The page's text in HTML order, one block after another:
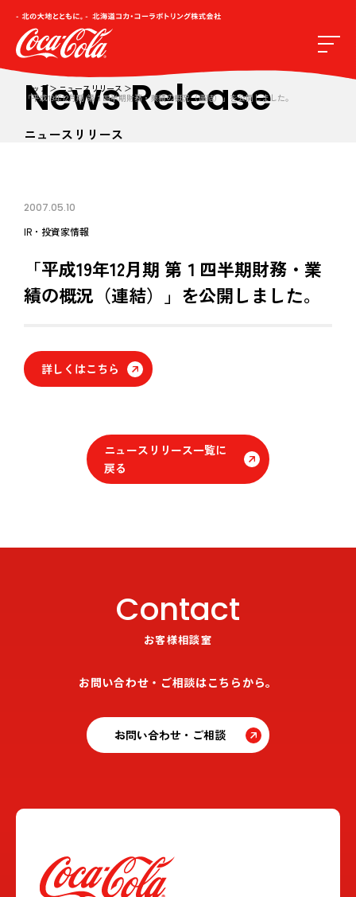
トップ
ニュースリリース
「平成19年12月期 第１四半期財務・業績の概況（連結）」を公開しました。
News Release
ニュースリリース
2007.05.10
IR・投資家情報
「平成19年12月期 第１四半期財務・業
績の概況（連結）」を公開しました。
詳しくはこちら
ニュースリリース一覧に
戻る
Contact
お客様相談室
お問い合わせ・ご相談はこちらから。
お問い合わせ・ご相談